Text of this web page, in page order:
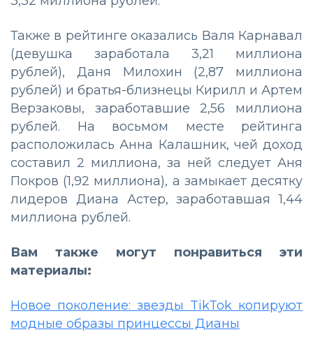
Также в рейтинге оказались Валя Карнавал
(девушка заработала 3,21 миллиона
рублей), Даня Милохин (2,87 миллиона
рублей) и братья-близнецы Кирилл и Артем
Верзаковы, заработавшие 2,56 миллиона
рублей. На восьмом месте рейтинга
расположилась Анна Калашник, чей доход
составил 2 миллиона, за ней следует Аня
Покров (1,92 миллиона), а замыкает десятку
лидеров Диана Астер, заработавшая 1,44
миллиона рублей.
Вам также могут понравиться эти
материалы:
Новое поколение: звезды TikTok копируют
модные образы принцессы Дианы